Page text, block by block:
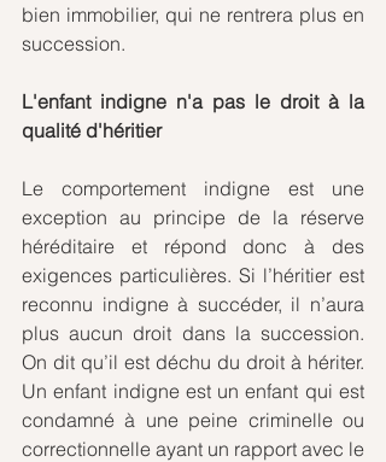
bien immobilier, qui ne rentrera plus en
succession.
L'enfant indigne n'a pas le droit à la
qualité d'héritier
Le comportement indigne est une
exception au principe de la réserve
héréditaire et répond donc à des
exigences particulières. Si l’héritier est
reconnu indigne à succéder, il n’aura
plus aucun droit dans la succession.
On dit qu’il est déchu du droit à hériter.
Un enfant indigne est un enfant qui est
condamné à une peine criminelle ou
correctionnelle ayant un rapport avec le